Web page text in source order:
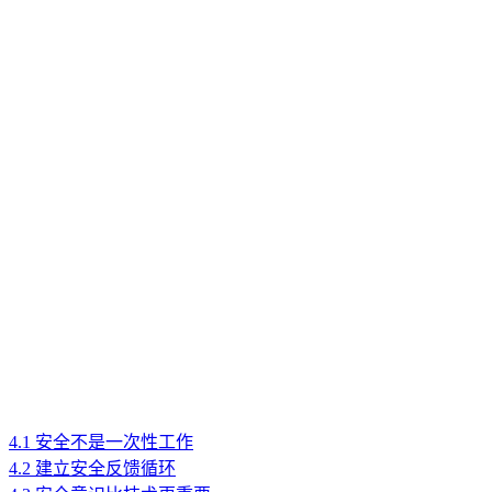
4.1 安全不是一次性工作
4.2 建立安全反馈循环